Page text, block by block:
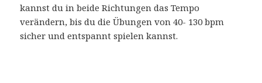
kannst du in beide Richtungen das Tempo
verändern, bis du die Übungen von 40- 130 bpm
sicher und entspannt spielen kannst.